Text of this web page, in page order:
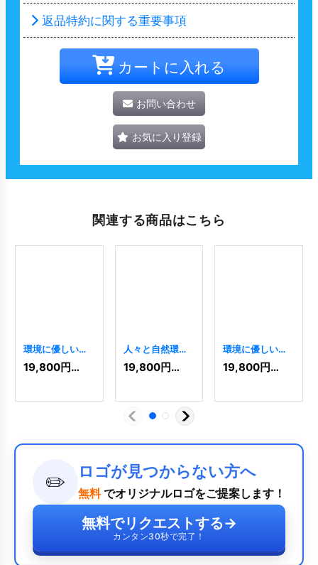
返品特約に関する重要事項
カートに入れる
お問い合わせ
お気に入り登録
関連する商品はこちら
環境に優しい木
のロゴ [8677
19,800円(税込)
人々と自然環境
のロゴ [3298
19,800円(税込)
環境に優しい不
動産ロゴ [6762
19,800円(税込)
✏️ ロゴが見つからない方へ
無料 でオリジナルロゴをご提案します！
無料でリクエストする→
カンタン30秒で完了！